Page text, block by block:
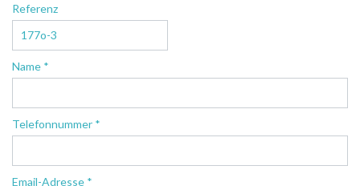
Referenz
Name *
Telefonnummer *
Email-Adresse *